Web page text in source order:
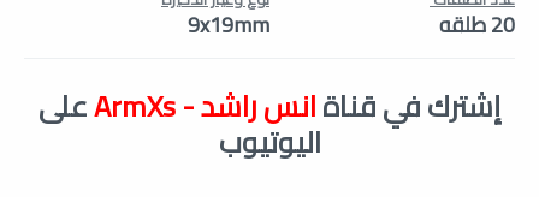
20 طلقه 9x19mm
إشترك في قناةانس راشد - ArmXs على
اليوتيوب